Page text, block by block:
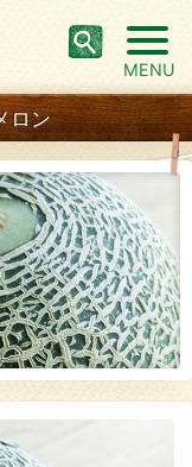
MENU
ロン